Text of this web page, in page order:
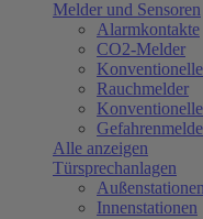
Melder und Sensoren
Alarmkontakte
CO2-Melder
Rauchmelder
Alle anzeigen
Türsprechanlagen
Außenstationen
Innenstationen